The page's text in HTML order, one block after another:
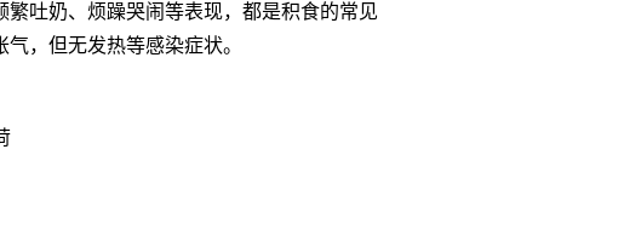
吐奶、烦躁哭闹等表现，都是积食的常见
，但无发热等感染症状。